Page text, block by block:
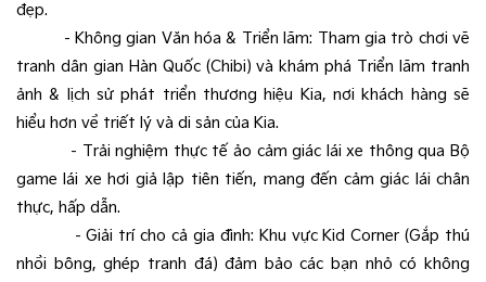
đẹp.
- Không gian Văn hóa & Triển lãm: Tham gia trò chơi vẽ
tranh dân gian Hàn Quốc (Chibi) và khám phá Triển lãm tranh
ảnh & lịch sử phát triển thương hiệu Kia, nơi khách hàng sẽ
hiểu hơn về triết lý và di sản của Kia.
- Trải nghiệm thực tế ảo cảm giác lái xe thông qua Bộ
game lái xe hơi giả lập tiên tiến, mang đến cảm giác lái chân
thực, hấp dẫn.
- Giải trí cho cả gia đình: Khu vực Kid Corner (Gắp thú
nhồi bông, ghép tranh đá) đảm bảo các bạn nhỏ có không